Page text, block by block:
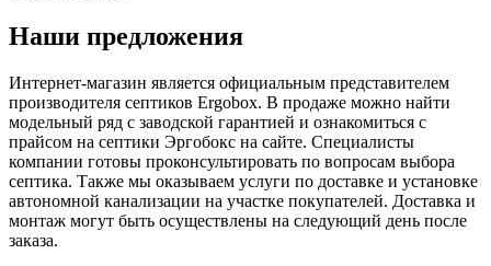
Наши предложения
Интернет-магазин является официальным представителем
производителя септиков Ergobox. В продаже можно найти
модельный ряд с заводской гарантией и ознакомиться с
прайсом на септики Эргобокс на сайте. Специалисты
компании готовы проконсультировать по вопросам выбора
септика. Также мы оказываем услуги по доставке и установке
автономной канализации на участке покупателей. Доставка и
монтаж могут быть осуществлены на следующий день после
заказа.